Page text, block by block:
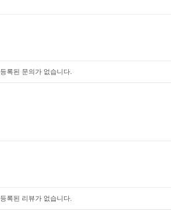
등록된 문의가 없습니다.
등록된 리뷰가 없습니다.